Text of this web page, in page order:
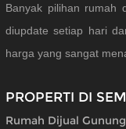
Banyak pilihan rumah
diupdate setiap hari
harga yang sangat
PROPERTI DI
Rumah Dijual